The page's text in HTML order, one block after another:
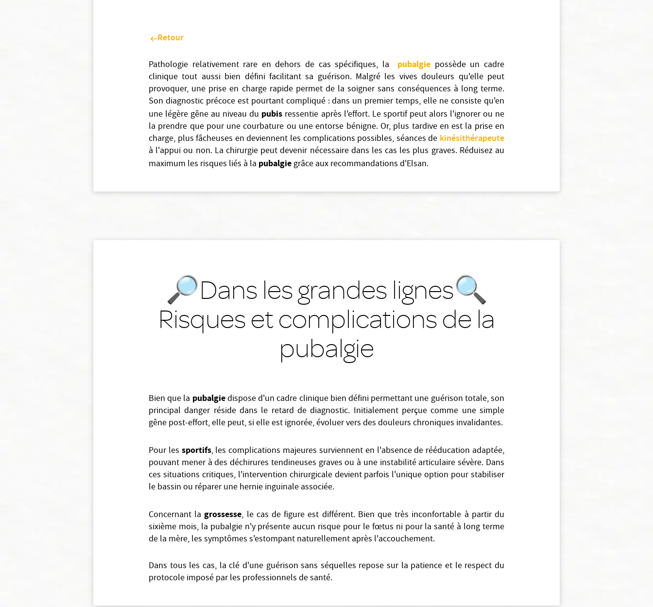
Retour
Pathologie relativement rare en dehors de cas spécifiques, la pubalgie possède un cadre
clinique tout aussi bien défini facilitant sa guérison. Malgré les vives douleurs qu'elle peut
provoquer, une prise en charge rapide permet de la soigner sans conséquences à long terme.
Son diagnostic précoce est pourtant compliqué : dans un premier temps, elle ne consiste qu'en
une légère gêne au niveau du pubis ressentie après l'effort. Le sportif peut alors l'ignorer ou ne
la prendre que pour une courbature ou une entorse bénigne. Or, plus tardive en est la prise en
charge, plus fâcheuses en deviennent les complications possibles, séances de kinésithérapeute
à l'appui ou non. La chirurgie peut devenir nécessaire dans les cas les plus graves. Réduisez au
maximum les risques liés à la pubalgiegrâce aux recommandations d'Elsan.
🔎Dans les grandes lignes🔍
Risques et complications de la
pubalgie
Bien que la pubalgiedispose d'un cadre clinique bien défini permettant une guérison totale, son
principal danger réside dans le retard de diagnostic. Initialement perçue comme une simple
gêne post-effort, elle peut, si elle est ignorée, évoluer vers des douleurs chroniques invalidantes.
Pour les sportifs, les complications majeures surviennent en l'absence de rééducation adaptée,
pouvant mener à des déchirures tendineuses graves ou à une instabilité articulaire sévère. Dans
ces situations critiques, l'intervention chirurgicale devient parfois l'unique option pour stabiliser
le bassin ou réparer une hernie inguinale associée.
Concernant lagrossesse, le cas de figure est différent. Bien que très inconfortable à partir du
sixième mois, la pubalgie n'y présente aucun risque pour le fœtus ni pour la santé à long terme
de la mère, les symptômes s'estompant naturellement après l'accouchement.
Dans tous les cas, la clé d'une guérison sans séquelles repose sur la patience et le respect du
protocole imposé par les professionnels de santé.